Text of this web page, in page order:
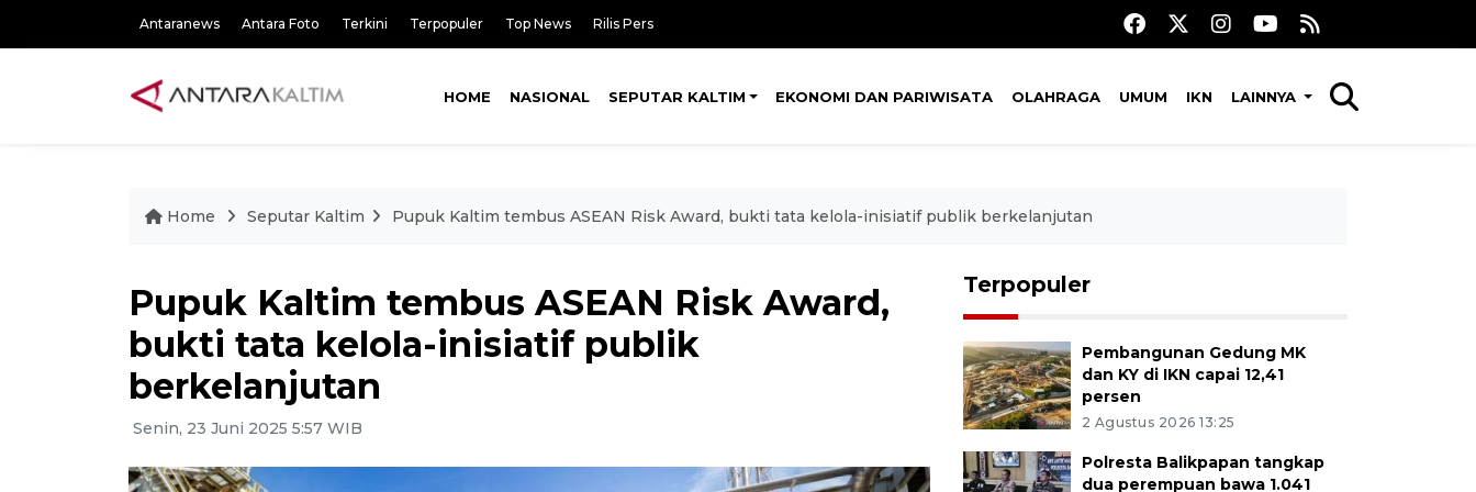
Antaranews Antara Foto Terkini Terpopuler Top News Rilis Pers
HOME NASIONAL SEPUTAR KALTIM EKONOMI DAN PARIWISATA OLAHRAGA UMUM IKN LAINNYA
Home Seputar Kaltim Pupuk Kaltim tembus ASEAN Risk Award, bukti tata kelola-inisiatif publik berkelanjutan
Pupuk Kaltim tembus ASEAN Risk Award,
bukti tata kelola-inisiatif publik
berkelanjutan
Senin, 23 Juni 2025 5:57 WIB
Terpopuler
Pembangunan Gedung MK
dan KY di IKN capai 12,41
persen
2 Agustus 2026 13:25
Polresta Balikpapan tangkap
dua perempuan bawa 1.041